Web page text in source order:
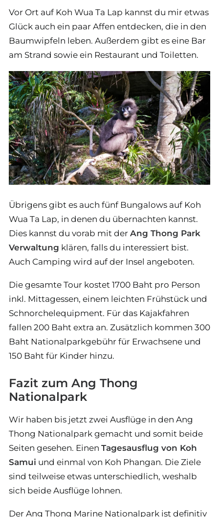
Vor Ort auf Koh Wua Ta Lap kannst du mir etwas
Glück auch ein paar Affen entdecken, die in den
Baumwipfeln leben. Außerdem gibt es eine Bar
am Strand sowie ein Restaurant und Toiletten.
Übrigens gibt es auch fünf Bungalows auf Koh
Wua Ta Lap, in denen du übernachten kannst.
Dies kannst du vorab mit der Ang Thong Park
Verwaltung klären, falls du interessiert bist.
Auch Camping wird auf der Insel angeboten.
Die gesamte Tour kostet 1700 Baht pro Person
inkl. Mittagessen, einem leichten Frühstück und
Schnorchelequipment. Für das Kajakfahren
fallen 200 Baht extra an. Zusätzlich kommen 300
Baht Nationalparkgebühr für Erwachsene und
150 Baht für Kinder hinzu.
Fazit zum Ang Thong
Nationalpark
Wir haben bis jetzt zwei Ausflüge in den Ang
Thong Nationalpark gemacht und somit beide
Seiten gesehen. Einen Tagesausflug von Koh
Samui und einmal von Koh Phangan. Die Ziele
sind teilweise etwas unterschiedlich, weshalb
sich beide Ausflüge lohnen.
Der Ang Thong Marine Nationalpark ist definitiv